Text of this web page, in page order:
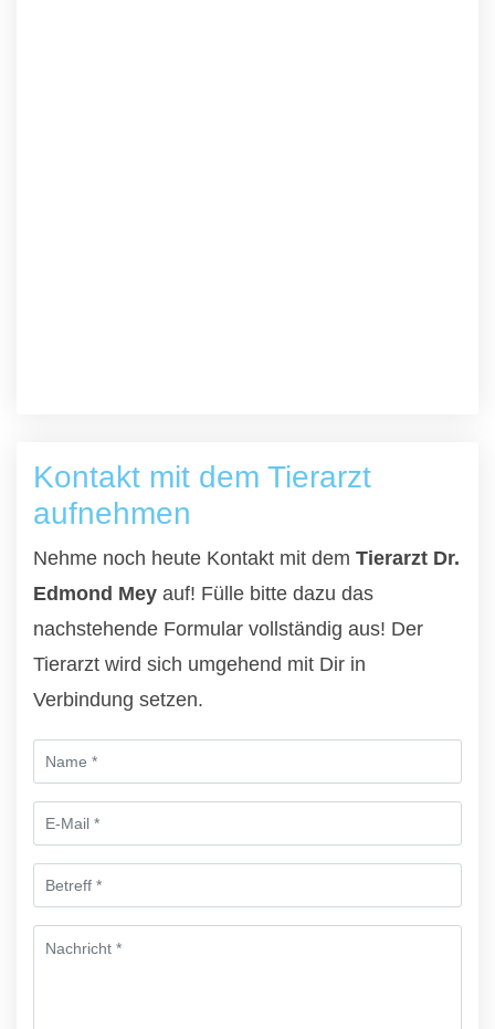
Kontakt mit dem Tierarzt
aufnehmen
Nehme noch heute Kontakt mit dem Tierarzt Dr.
Edmond Mey auf! Fülle bitte dazu das
nachstehende Formular vollständig aus! Der
Tierarzt wird sich umgehend mit Dir in
Verbindung setzen.